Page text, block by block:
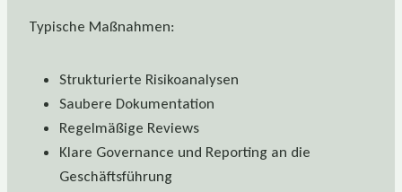
Typische Maßnahmen:
Strukturierte Risikoanalysen
Saubere Dokumentation
Regelmäßige Reviews
Klare Governance und Reporting an die
Geschäftsführung